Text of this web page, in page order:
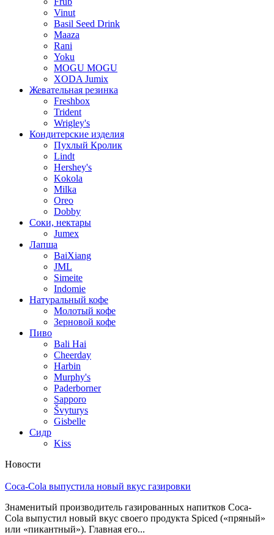
Vinut
Basil Seed Drink
Maaza
Rani
Yoku
MOGU MOGU
XODA Jumix
Жевательная резинка
Freshbox
Trident
Wrigley's
Кондитерские изделия
Пухлый Кролик
Lindt
Hershey's
Kokola
Milka
Oreo
Dobby
Соки, нектары
Jumex
Лапша
BaiXiang
JML
Simeite
Indomie
Натуральный кофе
Молотый кофе
Зерновой кофе
Пиво
Bali Hai
Cheerday
Harbin
Murphy's
Paderborner
Sapporo
Švyturys
Gisbelle
Сидр
Kiss
Новости
Coca-Cola выпустила новый вкус газировки
Знаменитый производитель газированных напитков Coca-
Cola выпустил новый вкус своего продукта Spiced («пряный»
или «пикантный»). Главная его...